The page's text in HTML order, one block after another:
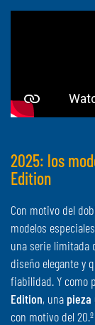
2025: los
Edition
Con motivo del
modelos
una serie limitada
diseño elegante y
fiabilidad. Y como
Edition, una pieza
con motivo del